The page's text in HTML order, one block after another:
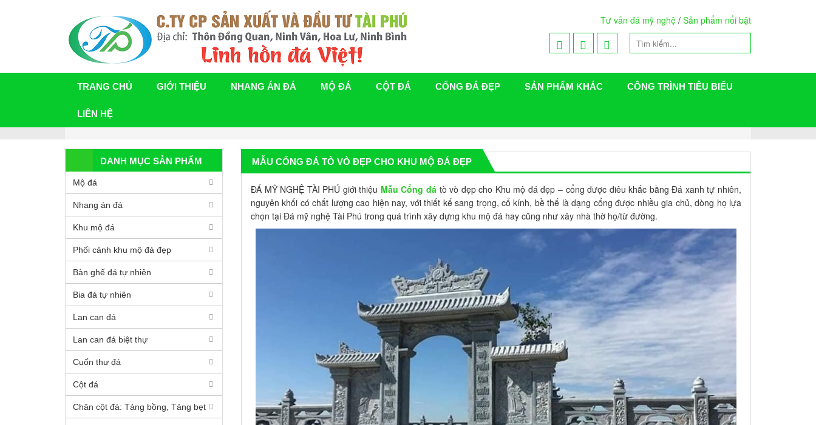
Tư vấn đá mỹ nghệ/ Sản phẩm nổi bật
TRANG CHỦ GIỚI THIỆU NHANG ÁN ĐÁ MỘ ĐÁ CỘT ĐÁ CỔNG ĐÁ ĐẸP SẢN PHẨM KHÁC CÔNG TRÌNH TIÊU BIỂU
LIÊN HỆ
MẪU CỔNG ĐÁ TÒ VÒ ĐẸP CHO KHU MỘ ĐÁ ĐẸP
ĐÁ MỸ NGHỆ TÀI PHÚ giới thiệu Mẫu Cổng đá tò vò đẹp cho Khu mộ đá đẹp – cổng được điêu khắc bằng Đá xanh tự nhiên,
nguyên khối có chất lượng cao hiện nay, với thiết kế sang trọng, cổ kính, bề thế là dạng cổng được nhiều gia chủ, dòng họ lựa
chọn tại Đá mỹ nghệ Tài Phú trong quá trình xây dựng khu mộ đá hay cũng như xây nhà thờ họ/từ đường.
DANH MỤC SẢN PHẨM
Mộ đá
Nhang án đá
Khu mộ đá
Phối cảnh khu mộ đá đẹp
Bàn ghế đá tự nhiên
Bia đá tự nhiên
Lan can đá
Lan can đá biệt thự
Cuốn thư đá
Cột đá
Chân cột đá: Tảng bồng, Tảng bẹt